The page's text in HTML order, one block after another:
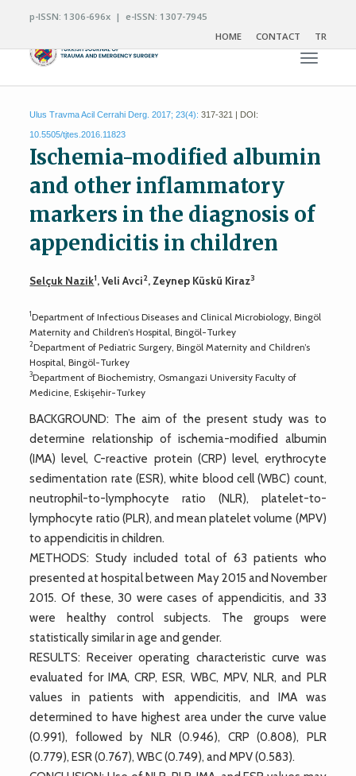
p-ISSN: 1306-696x | e-ISSN: 1307-7945
HOME
CONTACT TR
Toggle
Ulus Travma Acil Cerrahi Derg. 2017; 23(4): 317-321 | DOI:
10.5505/tjtes.2016.11823
Ischemia-modified albumin
and other inflammatory
markers in the diagnosis of
appendicitis in children
Selçuk Nazik1, Veli Avci2, Zeynep Küskü Kiraz3
1Department of Infectious Diseases and Clinical Microbiology, Bingöl
Maternity and Children’s Hospital, Bingöl-Turkey
2Department of Pediatric Surgery, Bingöl Maternity and Children’s
Hospital, Bingöl-Turkey
3Department of Biochemistry, Osmangazi University Faculty of
Medicine, Eskişehir-Turkey
BACKGROUND: The aim of the present study was to
determine relationship of ischemia-modified albumin
(IMA) level, C-reactive protein (CRP) level, erythrocyte
sedimentation rate (ESR), white blood cell (WBC) count,
neutrophil-to-lymphocyte ratio (NLR), platelet-to-
lymphocyte ratio (PLR), and mean platelet volume (MPV)
to appendicitis in children.
METHODS: Study included total of 63 patients who
presented at hospital between May 2015 and November
2015. Of these, 30 were cases of appendicitis, and 33
were healthy control subjects. The groups were
statistically similar in age and gender.
RESULTS: Receiver operating characteristic curve was
evaluated for IMA, CRP, ESR, WBC, MPV, NLR, and PLR
values in patients with appendicitis, and IMA was
determined to have highest area under the curve value
(0.991), followed by NLR (0.946), CRP (0.808), PLR
(0.779), ESR (0.767), WBC (0.749), and MPV (0.583).